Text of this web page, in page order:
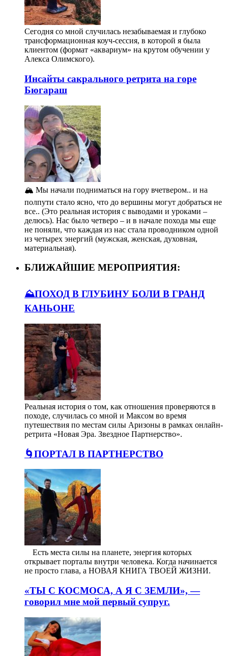
Сегодня со мной случилась незабываемая и глубоко
трансформационная коуч-сессия, в которой я была
клиентом (формат «аквариум» на крутом обучении у
Алекса Олимского).
Инсайты сакрального ретрита на горе
Бюгараш
🏔️ Мы начали подниматься на гору вчетвером.. и на
полпути стало ясно, что до вершины могут добраться не
все.. (Это реальная история с выводами и уроками –
делюсь). Нас было четверо – и в начале похода мы еще
не поняли, что каждая из нас стала проводником одной
из четырех энергий (мужская, женская, духовная,
материальная).
БЛИЖАЙШИЕ МЕРОПРИЯТИЯ:
⛰️ПОХОД В ГЛУБИНУ БОЛИ В ГРАНД
КАНЬОНЕ
Реальная история о том, как отношения проверяются в
походе, случилась со мной и Максом во время
путешествия по местам силы Аризоны в рамках онлайн-
ретрита «Новая Эра. Звездное Партнерство».
🌀ПОРТАЛ В ПАРТНЕРСТВО
⠀ Есть места силы на планете, энергия которых
открывает порталы внутри человека. Когда начинается
не просто глава, а НОВАЯ КНИГА ТВОЕЙ ЖИЗНИ.
«ТЫ С КОСМОСА, А Я С ЗЕМЛИ», —
говорил мне мой первый супруг.